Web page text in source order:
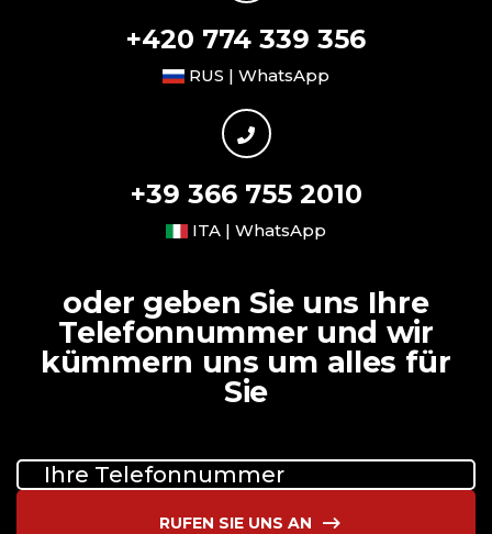
+420 774 339 356
RUS | WhatsApp
+39 366 755 2010
ITA | WhatsApp
oder geben Sie uns Ihre
Telefonnummer und wir
kümmern uns um alles für
Sie
RUFEN SIE UNS AN